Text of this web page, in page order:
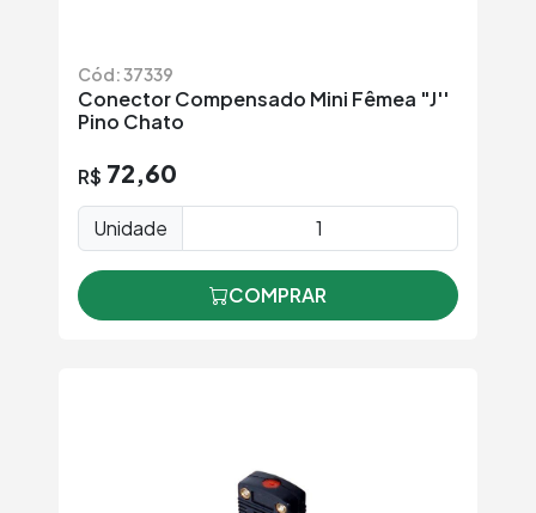
Cód: 37339
Conector Compensado Mini Fêmea "J''
Pino Chato
R$ 72,60
Unidade
COMPRAR